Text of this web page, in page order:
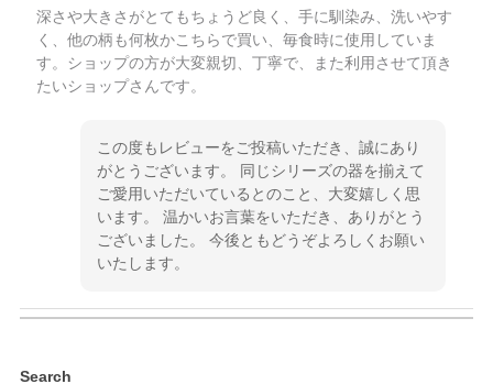
深さや大きさがとてもちょうど良く、手に馴染み、洗いやす
く、他の柄も何枚かこちらで買い、毎食時に使用していま
す。ショップの方が大変親切、丁寧で、また利用させて頂き
たいショップさんです。
この度もレビューをご投稿いただき、誠にあり
がとうございます。 同じシリーズの器を揃えて
ご愛用いただいているとのこと、大変嬉しく思
います。 温かいお言葉をいただき、ありがとう
ございました。 今後ともどうぞよろしくお願い
いたします。
Search